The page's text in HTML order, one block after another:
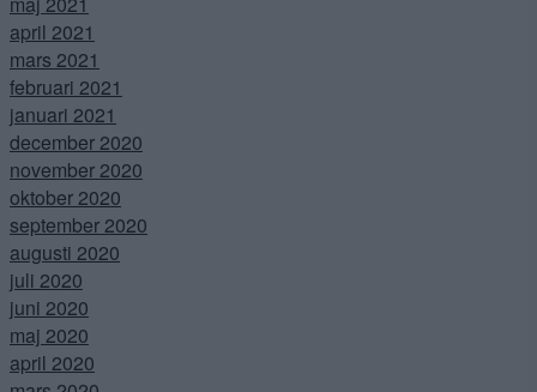
april 2021
mars 2021
februari 2021
januari 2021
december 2020
november 2020
oktober 2020
september 2020
augusti 2020
juli 2020
juni 2020
maj 2020
april 2020